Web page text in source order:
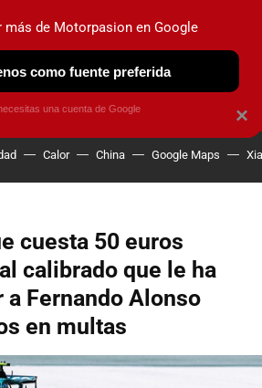
ELÉCTRICOS OBSERVATORIO
Calor China Google Maps
cuesta 50 euros
calibrado que le ha
a Fernando Alonso
en multas
×
más de Motorpasion en Google
como fuente preferida
una cuenta de Google